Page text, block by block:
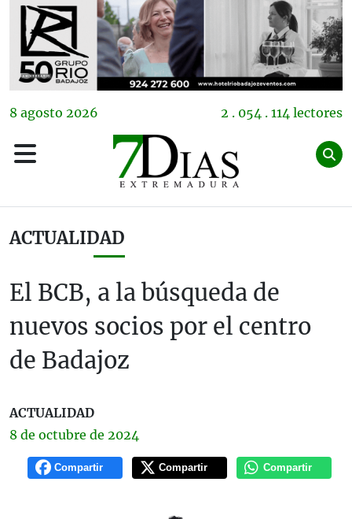
8 agosto 2026 2 . 054 . 114 lectores
ACTUALIDAD
El BCB, a la búsqueda de
nuevos socios por el centro
de Badajoz
ACTUALIDAD
8 de octubre de 2024
Compartir Compartir Compartir